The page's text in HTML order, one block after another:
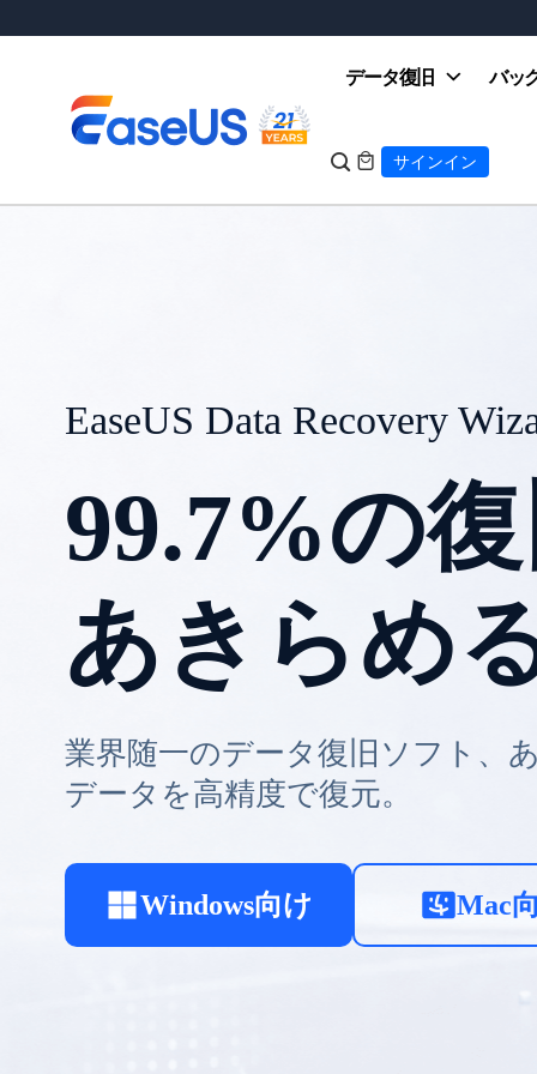
データ復旧 バッ
  サインイン
EaseUS Partition Master
ディスク
もっとス
パーティションの分割・結合か
OS移行まで、これ1本で完結。
Windows向け